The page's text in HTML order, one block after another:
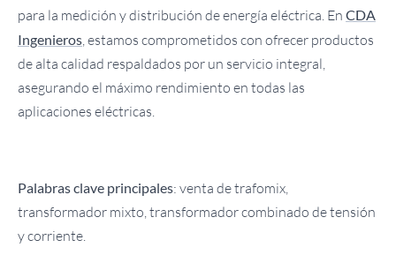
para la medición y distribución de energía eléctrica. En CDA
Ingenieros , estamos comprometidos con ofrecer productos
de alta calidad respaldados por un servicio integral,
asegurando el máximo rendimiento en todas las
aplicaciones eléctricas.
Palabras clave principales: venta de trafomix,
transformador mixto, transformador combinado de tensión
y corriente.